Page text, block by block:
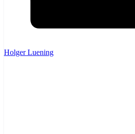
Holger Luening